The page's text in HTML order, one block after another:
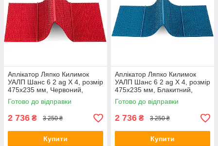
Аплікатор Ляпко Килимок
УАЛП Шанс 6 2 ag Х 4, розмір
475х235 мм, Червоний,
(АЛП)
Готово до відправки
2 736 ₴ 3 250 ₴
Купити
Аплікатор Ляпко Килимок
УАЛП Шанс 6 2 ag Х 4, розмір
475х235 мм, Блакитний,
(АЛП)
Готово до відправки
2 736 ₴ 3 250 ₴
Купити